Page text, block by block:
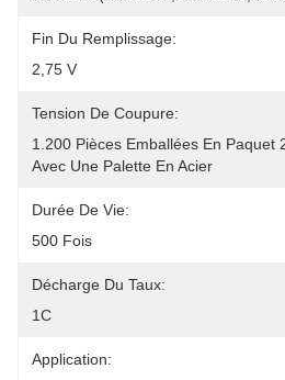
Fin Du Remplissage:
2,75 V
Tension De Coupure:
1.200 Pièces Emballées En Paquet
Avec Une Palette En Acier
Durée De Vie:
500 Fois
Décharge Du Taux:
1C
Application: